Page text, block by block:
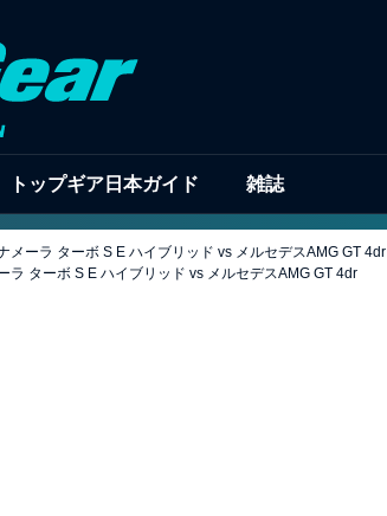
トップギア日本ガイド 雑誌
メーラ ターボ S E ハイブリッド vs メルセデスAMG GT 4dr
ラ ターボ S E ハイブリッド vs メルセデスAMG GT 4dr